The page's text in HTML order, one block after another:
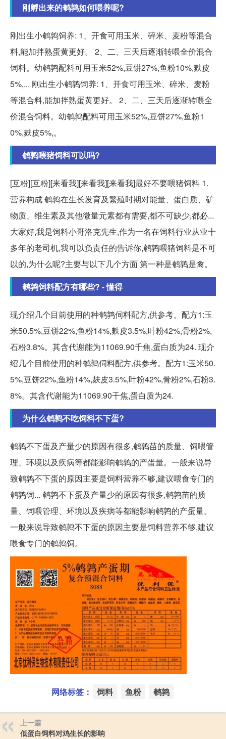
刚孵出来的鹌鹑如何喂养呢?
刚出生小鹌鹑饲养: 1、开食可用玉米、碎米、麦粉等混合
料,能加拌熟蛋黄更好。 2、二、三天后逐渐转喂全价混合
饲料。幼鹌鹑配料可用玉米52%,豆饼27%,鱼粉10%,麸皮
5%,... 刚出生小鹌鹑饲养: 1、开食可用玉米、碎米、麦粉
等混合料,能加拌熟蛋黄更好。 2、二、三天后逐渐转喂全
价混合饲料。幼鹌鹑配料可用玉米52%,豆饼27%,鱼粉1
0%,麸皮5%,。
鹌鹑喂猪饲料可以吗?
[互粉][互粉][来看我][来看我][来看我]最好不要喂猪饲料 1.
营养构成 鹌鹑在生长发育及繁殖时期对能量、蛋白质、矿
物质、维生素及其他微量元素都有需要,都不可缺少,都必...
大家好,我是饲料小哥洛克先生,作为一名在饲料行业从业十
多年的老司机,我可以负责任的告诉你,鹌鹑喂猪饲料是不可
以的,为什么呢?主要与以下几个方面 第一种是鹌鹑是禽。
鹌鹑饲料配方有哪些? - 懂得
现介绍几个目前使用的种鹌鹑伺料配方,供参考。配方1:玉
米50.5%,豆饼22%,鱼粉14%,麸皮3.5%,叶粉42%,骨粉2%,
石粉3.8%。其含代谢能为11069.90千焦,蛋白质为24. 现介
绍几个目前使用的种鹌鹑伺料配方,供参考。配方1:玉米50.
5%,豆饼22%,鱼粉14%,麸皮3.5%,叶粉42%,骨粉2%,石粉3.
8%。其含代谢能为11069.90千焦,蛋白质为24.
为什么鹌鹑不吃饲料不下蛋?
鹌鹑不下蛋及产量少的原因有很多,鹌鹑苗的质量、饲喂管
理、环境以及疾病等都能影响鹌鹑的产蛋量。一般来说导
致鹌鹑不下蛋的原因主要是饲料营养不够,建议喂食专门的
鹌鹑饲... 鹌鹑不下蛋及产量少的原因有很多,鹌鹑苗的质
量、饲喂管理、环境以及疾病等都能影响鹌鹑的产蛋量。
一般来说导致鹌鹑不下蛋的原因主要是饲料营养不够,建议
喂食专门的鹌鹑饲。
网络标签： 饲料 鱼粉 鹌鹑
上一篇
低蛋白饲料对鸡生长的影响